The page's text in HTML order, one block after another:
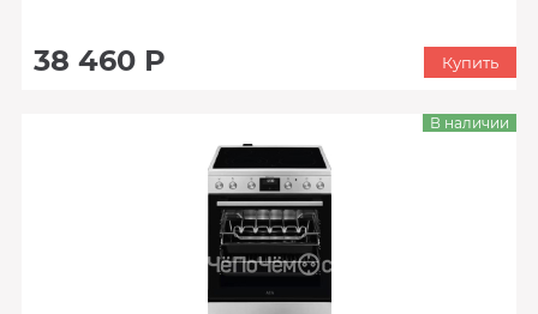
38 460 Р Купить
В наличии